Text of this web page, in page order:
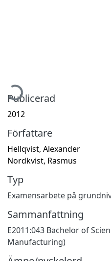
Publicerad
2012
Författare
Hellqvist, Alexander
Nordkvist, Rasmus
Typ
Examensarbete på
Sammanfattning
E2011:043 Bachelor of
Manufacturing)